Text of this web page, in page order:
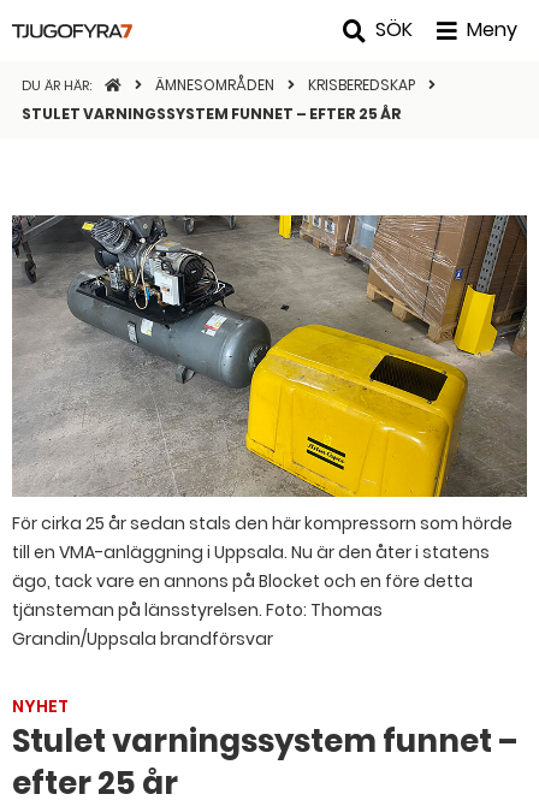
SÖK Meny
DU ÄR HÄR: STARTSIDANÄMNESOMRÅDEN
KRISBEREDSKAP
STULET VARNINGSSYSTEM FUNNET – EFTER 25 ÅR
För cirka 25 år sedan stals den här kompressorn som hörde
till en VMA-anläggning i Uppsala. Nu är den åter i statens
ägo, tack vare en annons på Blocket och en före detta
tjänsteman på länsstyrelsen. Foto: Thomas
Grandin/Uppsala brandförsvar
NYHET
Stulet varningssystem funnet –
efter 25 år